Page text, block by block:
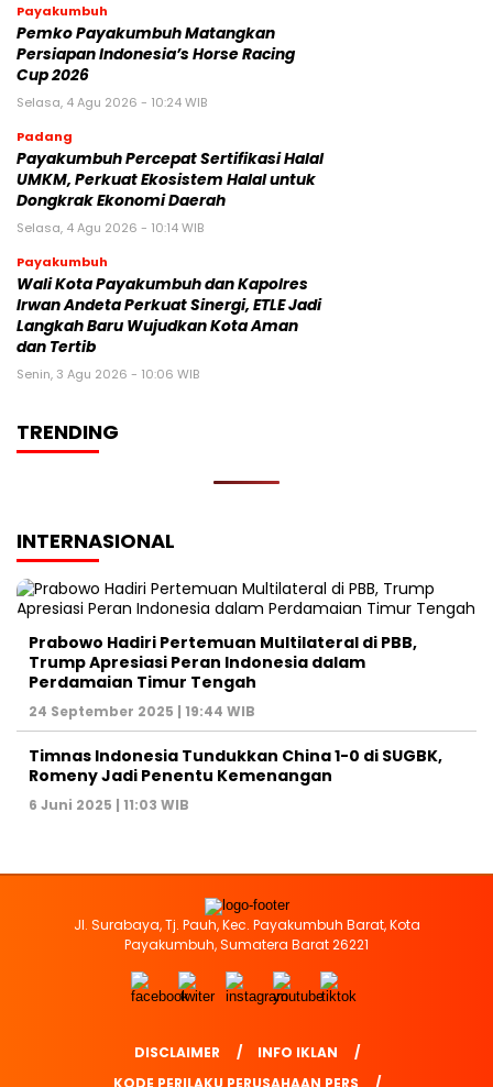
Payakumbuh
Pemko Payakumbuh Matangkan
Persiapan Indonesia’s Horse Racing
Cup 2026
Selasa, 4 Agu 2026 - 10:24 WIB
Padang
Payakumbuh Percepat Sertifikasi Halal
UMKM, Perkuat Ekosistem Halal untuk
Dongkrak Ekonomi Daerah
Selasa, 4 Agu 2026 - 10:14 WIB
Payakumbuh
Wali Kota Payakumbuh dan Kapolres
Irwan Andeta Perkuat Sinergi, ETLE Jadi
Langkah Baru Wujudkan Kota Aman
dan Tertib
Senin, 3 Agu 2026 - 10:06 WIB
TRENDING
INTERNASIONAL
Prabowo Hadiri Pertemuan Multilateral di PBB,
Trump Apresiasi Peran Indonesia dalam
Perdamaian Timur Tengah
24 September 2025 | 19:44 WIB
Timnas Indonesia Tundukkan China 1-0 di SUGBK,
Romeny Jadi Penentu Kemenangan
6 Juni 2025 | 11:03 WIB
Jl. Surabaya, Tj. Pauh, Kec. Payakumbuh Barat, Kota
Payakumbuh, Sumatera Barat 26221
DISCLAIMER
INFO IKLAN
KODE PERILAKU PERUSAHAAN PERS